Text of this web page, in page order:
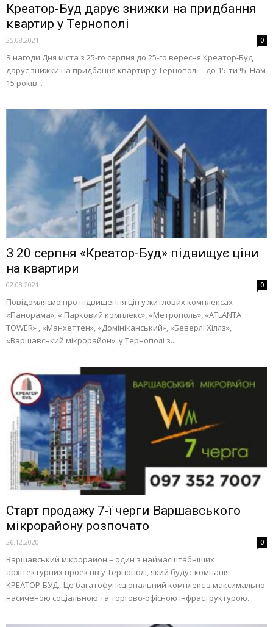
Креатор-Буд дарує знижки на придбання
квартир у Тернополі
25.08.2021 0
З нагоди Дня міста з 25-го серпня до 25-го вересня Креатор-Буд
дарує знижки на придбання квартир у Тернополі – до 15-ти %. Нам
15 років...
З 20 серпня «Креатор-Буд» підвищує ціни
на квартири
02.08.2021 0
Повідомляємо про підвищення цін у житлових комплексах
«Панорама», « Парковий комплекс», «Метрополь», «АTLANTA
TOWER» , «Манхеттен», «Домініканський», «Беверлі Хіллз»,
«Варшавський мікрорайон» у Тернополі з...
Старт продажу 7-ї черги Варшавського
мікрорайону розпочато
26.12.2020 0
Варшавський мікрорайон – один з наймасштабніших
архітектурних проектів у Тернополі, який будує компанія
КРЕАТОР-БУД. Це багатофункціональний комплекс з максимально
насиченою соціальною та торгово-офісною інфраструктурою...